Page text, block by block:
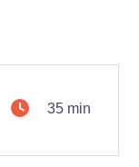
35 min